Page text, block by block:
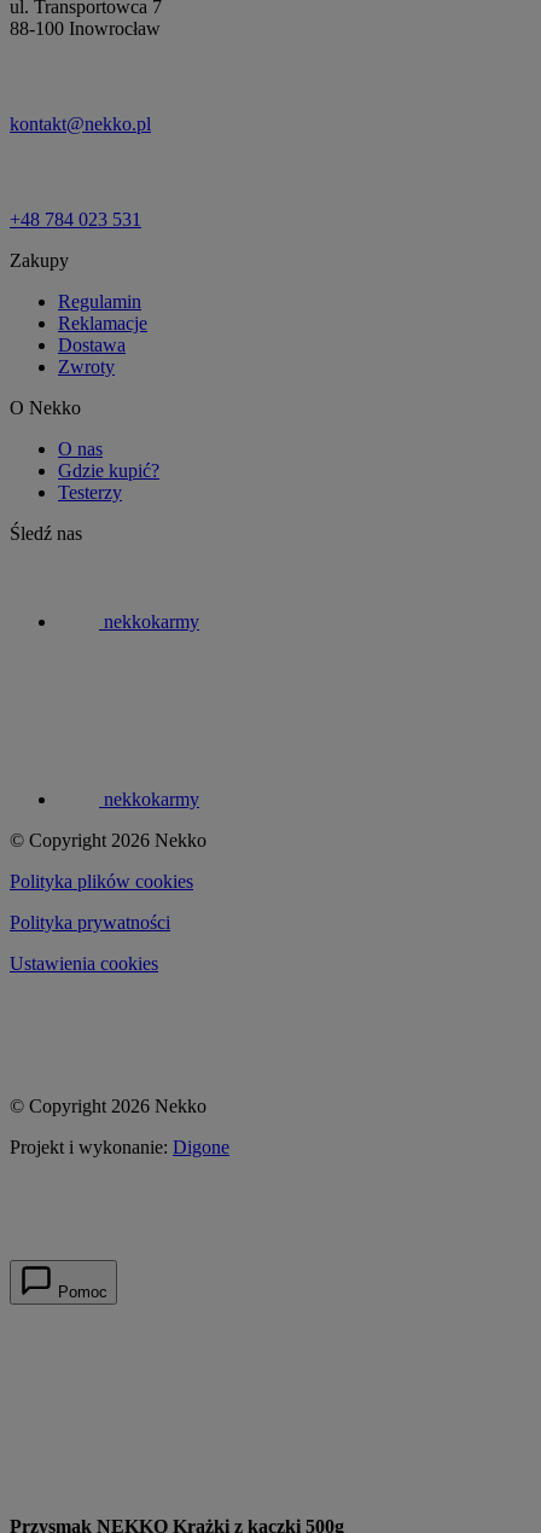
ul. Transportowca 7
88-100 Inowrocław
kontakt@nekko.pl
+48 784 023 531
Zakupy
Regulamin
Reklamacje
Dostawa
Zwroty
O Nekko
O nas
Gdzie kupić?
Testerzy
Śledź nas
nekkokarmy
nekkokarmy
© Copyright 2026 Nekko
Polityka plików cookies
Polityka prywatności
Ustawienia cookies
© Copyright 2026 Nekko
Projekt i wykonanie: Digone
Pomoc
Przysmak NEKKO Krążki z kaczki 500g